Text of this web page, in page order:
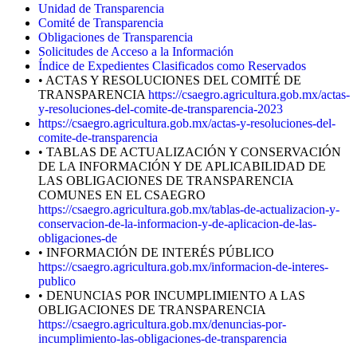
Unidad de Transparencia
Comité de Transparencia
Obligaciones de Transparencia
Solicitudes de Acceso a la Información
Índice de Expedientes Clasificados como Reservados
• ACTAS Y RESOLUCIONES DEL COMITÉ DE
TRANSPARENCIA https://csaegro.agricultura.gob.mx/actas-
y-resoluciones-del-comite-de-transparencia-2023
https://csaegro.agricultura.gob.mx/actas-y-resoluciones-del-
comite-de-transparencia
• TABLAS DE ACTUALIZACIÓN Y CONSERVACIÓN
DE LA INFORMACIÓN Y DE APLICABILIDAD DE
LAS OBLIGACIONES DE TRANSPARENCIA
COMUNES EN EL CSAEGRO
https://csaegro.agricultura.gob.mx/tablas-de-actualizacion-y-
conservacion-de-la-informacion-y-de-aplicacion-de-las-
obligaciones-de
• INFORMACIÓN DE INTERÉS PÚBLICO
https://csaegro.agricultura.gob.mx/informacion-de-interes-
publico
• DENUNCIAS POR INCUMPLIMIENTO A LAS
OBLIGACIONES DE TRANSPARENCIA
https://csaegro.agricultura.gob.mx/denuncias-por-
incumplimiento-las-obligaciones-de-transparencia